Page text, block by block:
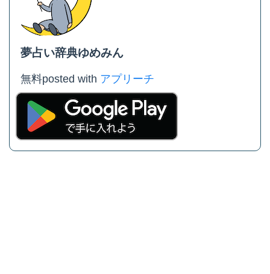
夢占い辞典ゆめみん
無料posted with アプリーチ